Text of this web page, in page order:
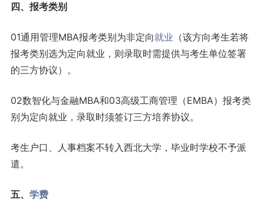
四、报考类别
01通用管理MBA报考类别为非定向就业 （该方向考生若将
报考类别选为定向就业，则录取时需提供与考生单位签署
的三方协议）。
02数智化与金融MBA和03高级工商管理（EMBA）报考类
别为定向就业，录取时须签订三方培养协议。
考生户口、人事档案不转入西北大学，毕业时学校不予派
遣。
五、 学费